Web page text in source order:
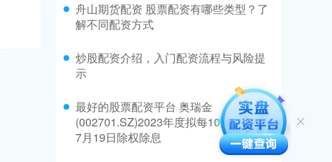
​舟山期货配资 股票配资有哪些类型？了
解不同配资方式
​炒股配资介绍，入门配资流程与风险提
示
​最好的股票配资平台 奥瑞金
(002701.SZ)2023年度拟每10股派1.2元
7月19日除权除息